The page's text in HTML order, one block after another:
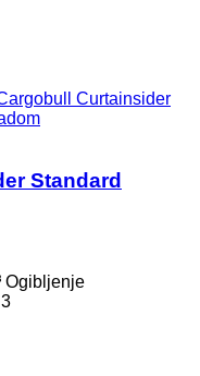
Curtainsider
Standard
Ogibljenje
3